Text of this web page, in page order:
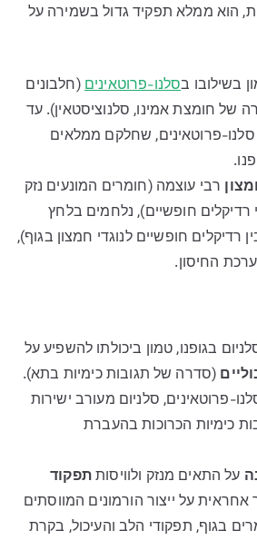
הוא ממלא תפקיד גדול בשמירה על
בשילובו בסלנו-פרוטאינים(חלבונים
של חומצת אמינו, סלנוציסטאין). עד
היום זוהו יותר מ-25 סלנו-פרוטאינים, שחלקם ממלאים
רבי עוצמה (חומרים המונעים נזק
רדיקלים חופשיים), נלחמים בלחץ
רדיקלים חופשיים לנוגדי חמצון בגוף),
החיסון.
בגופנו, טמון ביכולתו להשפיע על
(סדרה של תגובות כימיות בתא).
פרוטאינים, סלניום מעורב ישירות
כימיות הכרוכות בהעברת
על התאים מנזק ולוויסותתפקוד
על ייצור הורמונים המווסתים
בגוף, תפקודי הלב והעיכול, בקרת